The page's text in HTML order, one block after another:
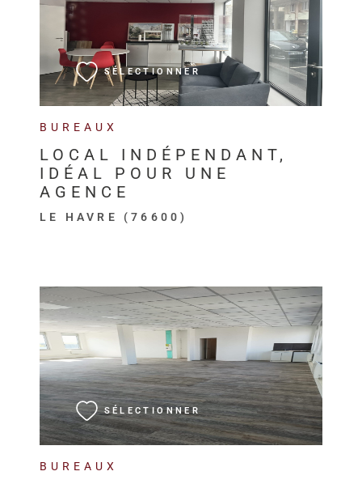
BUREAUX
LOCAL INDÉPENDANT,
IDÉAL POUR UNE
AGENCE
LE HAVRE (76600)
SÉLECTIONNER
VOIR LE BIEN
BUREAUX
SÉLECTIONNER
VOIR LE BIEN